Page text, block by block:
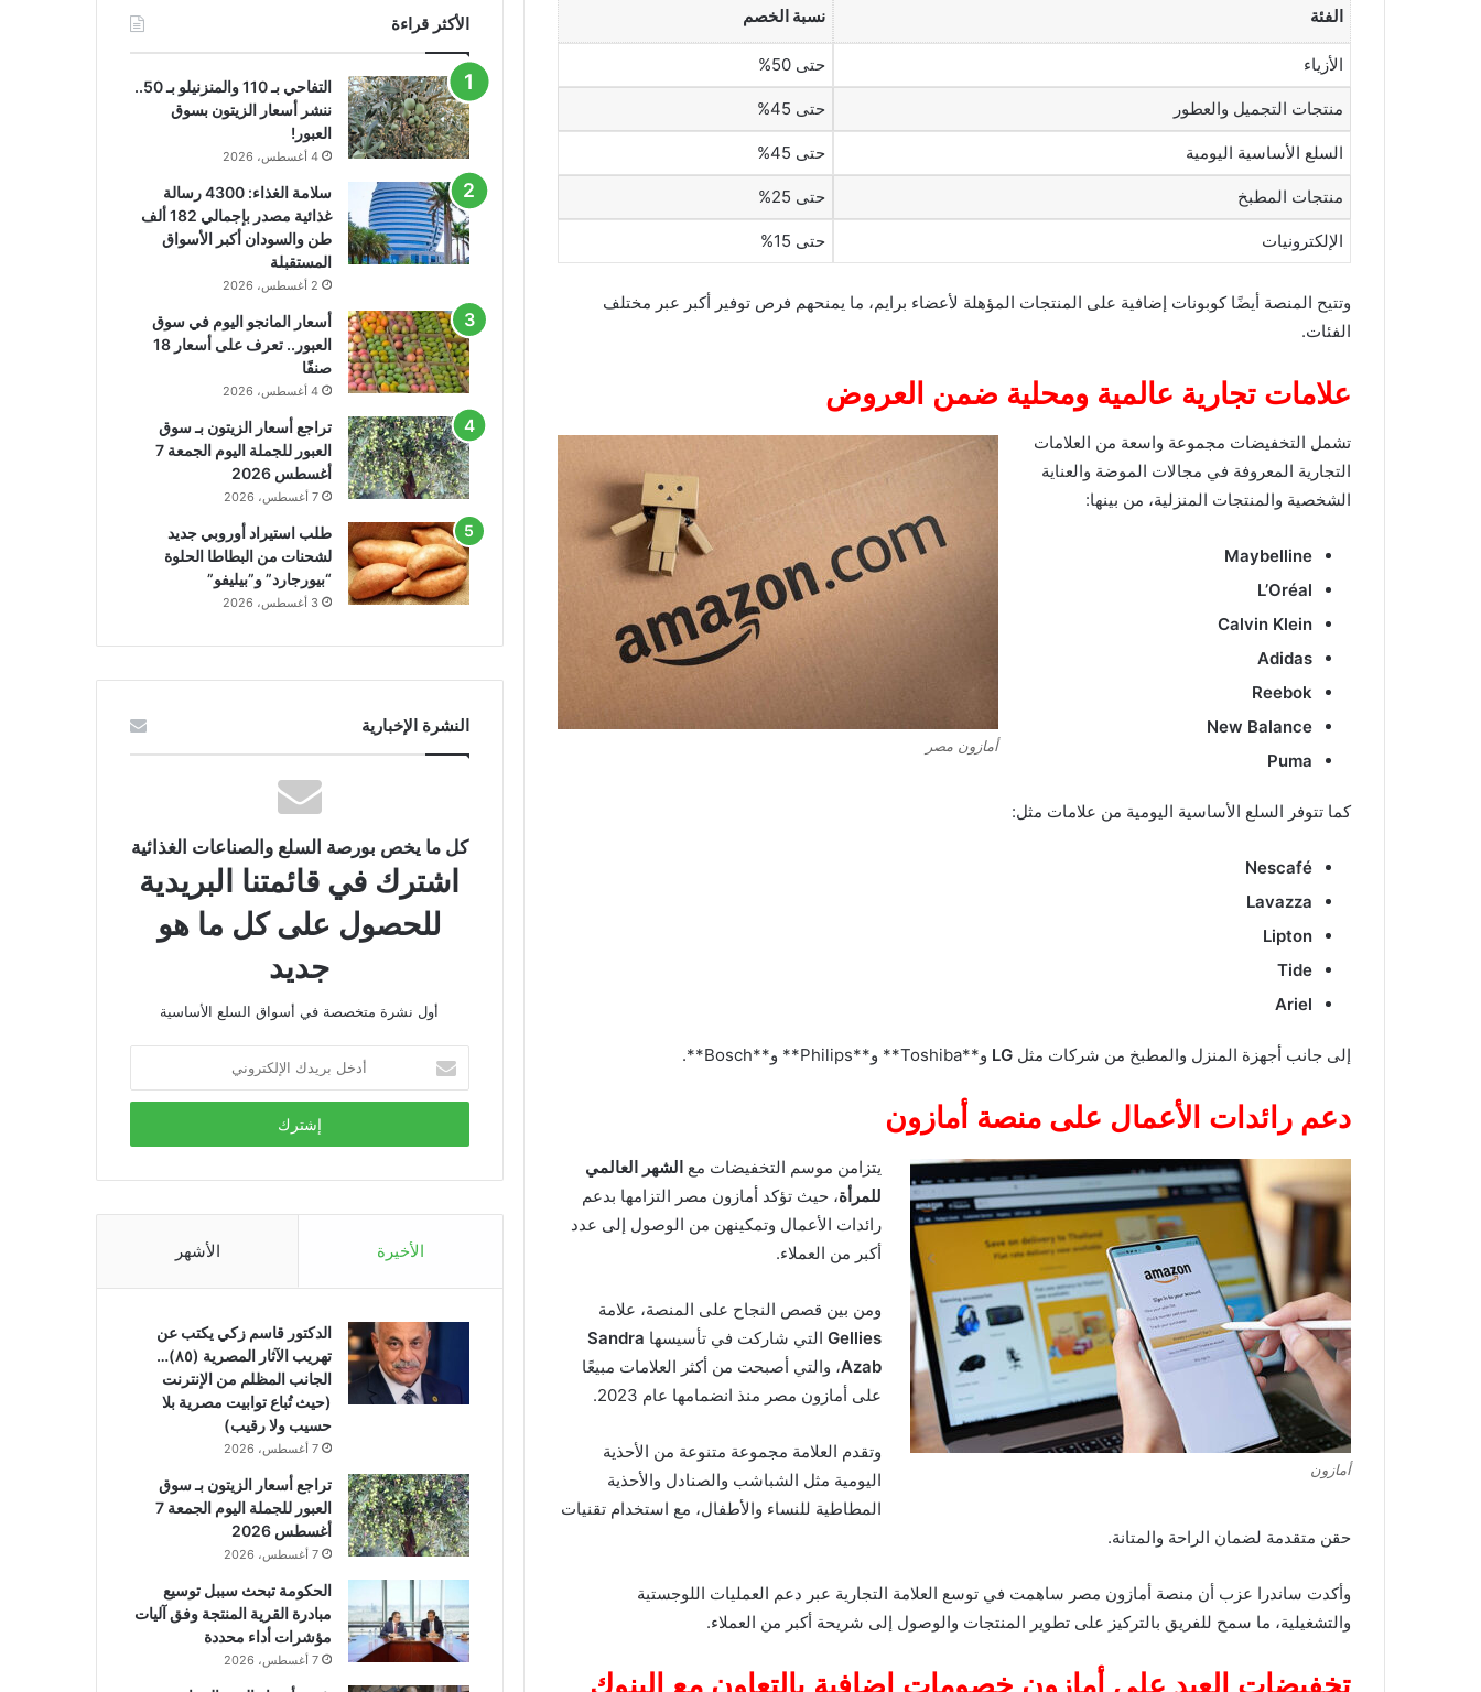
الفئة نسبة الخصم
الأزياء حتى 50%
منتجات التجميل والعطور حتى 45%
السلع الأساسية اليومية حتى 45%
منتجات المطبخ حتى 25%
الإلكترونيات حتى 15%
وتتيح المنصة أيضًا كوبونات إضافية على المنتجات المؤهلة لأعضاء برايم، ما يمنحهم فرص توفير أكبر عبر مختلف
الفئات.
علامات تجارية عالمية ومحلية ضمن العروض
أمازون مصر
تشمل التخفيضات مجموعة واسعة من العلامات
التجارية المعروفة في مجالات الموضة والعناية
الشخصية والمنتجات المنزلية، من بينها:
Maybelline
L’Oréal
Calvin Klein
Adidas
Reebok
New Balance
Puma
كما تتوفر السلع الأساسية اليومية من علامات مثل:
Nescafé
Lavazza
Lipton
Tide
Ariel
إلى جانب أجهزة المنزل والمطبخ من شركات مثل LG و**Toshiba** و**Philips** و**Bosch
**.
دعم رائدات الأعمال على منصة أمازون
أمازون
يتزامن موسم التخفيضات معالشهر العالمي
للمرأة، حيث تؤكد أمازون مصر التزامها بدعم
رائدات الأعمال وتمكينهن من الوصول إلى عدد
أكبر من العملاء.
ومن بين قصص النجاح على المنصة، علامة
Gellies التي شاركت في تأسيسها Sandra
Azab، والتي أصبحت من أكثر العلامات مبيعًا
على أمازون مصر منذ انضمامها عام 2023.
وتقدم العلامة مجموعة متنوعة من الأحذية
اليومية مثل الشباشب والصنادل والأحذية
المطاطية للنساء والأطفال، مع استخدام تقنيات
حقن متقدمة لضمان الراحة والمتانة.
وأكدت ساندرا عزب أن منصة أمازون مصر ساهمت في توسع العلامة التجارية عبر دعم العمليات اللوجستية
والتشغيلية، ما سمح للفريق بالتركيز على تطوير المنتجات والوصول إلى شريحة أكبر من العملاء.
تخفيضات العيد على أمازون خصومات إضافية بالتعاون مع البنوك
الأكثر قراءة
التفاحي بـ 110 والمنزنيلو بـ 50..
ننشر أسعار الزيتون بسوق
العبور!
4 أغسطس، 2026
سلامة الغذاء: 4300 رسالة
غذائية مصدر بإجمالي 182 ألف
طن والسودان أكبر الأسواق
المستقبلة
2 أغسطس، 2026
أسعار المانجو اليوم في سوق
العبور.. تعرف على أسعار 18
صنفًا
4 أغسطس، 2026
تراجع أسعار الزيتون بـ سوق
العبور للجملة اليوم الجمعة 7
أغسطس 2026
7 أغسطس، 2026
طلب استيراد أوروبي جديد
لشحنات من البطاطا الحلوة
“بيورجارد” و”بيليفو”
3 أغسطس، 2026
النشرة الإخبارية
كل ما يخص بورصة السلع والصناعات الغذائية
اشترك في قائمتنا البريدية
للحصول على كل ما هو
جديد
أول نشرة متخصصة في أسواق السلع الأساسية
بريدك
الإلكتروني
الأخيرة الأشهر
الدكتور قاسم زكي يكتب عن
تهريب الآثار المصرية (٨٥)…
الجانب المظلم من الإنترنت
(حيث تُباع توابيت مصرية بلا
حسيب ولا رقيب)
7 أغسطس، 2026
تراجع أسعار الزيتون بـ سوق
العبور للجملة اليوم الجمعة 7
أغسطس 2026
7 أغسطس، 2026
الحكومة تبحث سببل توسيع
مبادرة القرية المنتجة وفق آليات
مؤشرات أداء محددة
7 أغسطس، 2026